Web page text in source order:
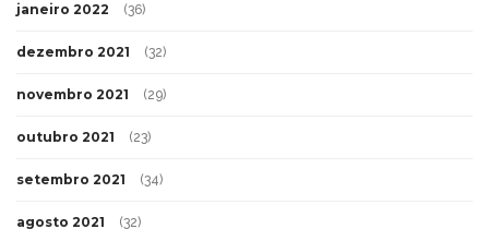
janeiro 2022 (36)
dezembro 2021 (32)
novembro 2021 (29)
outubro 2021 (23)
setembro 2021 (34)
agosto 2021 (32)